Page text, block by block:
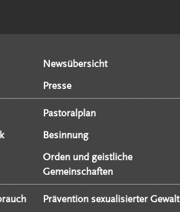
Newsübersicht
Presse
Pastoralplan
Besinnung
Orden und geistliche
Gemeinschaften
Prävention sexualisierter Gewalt